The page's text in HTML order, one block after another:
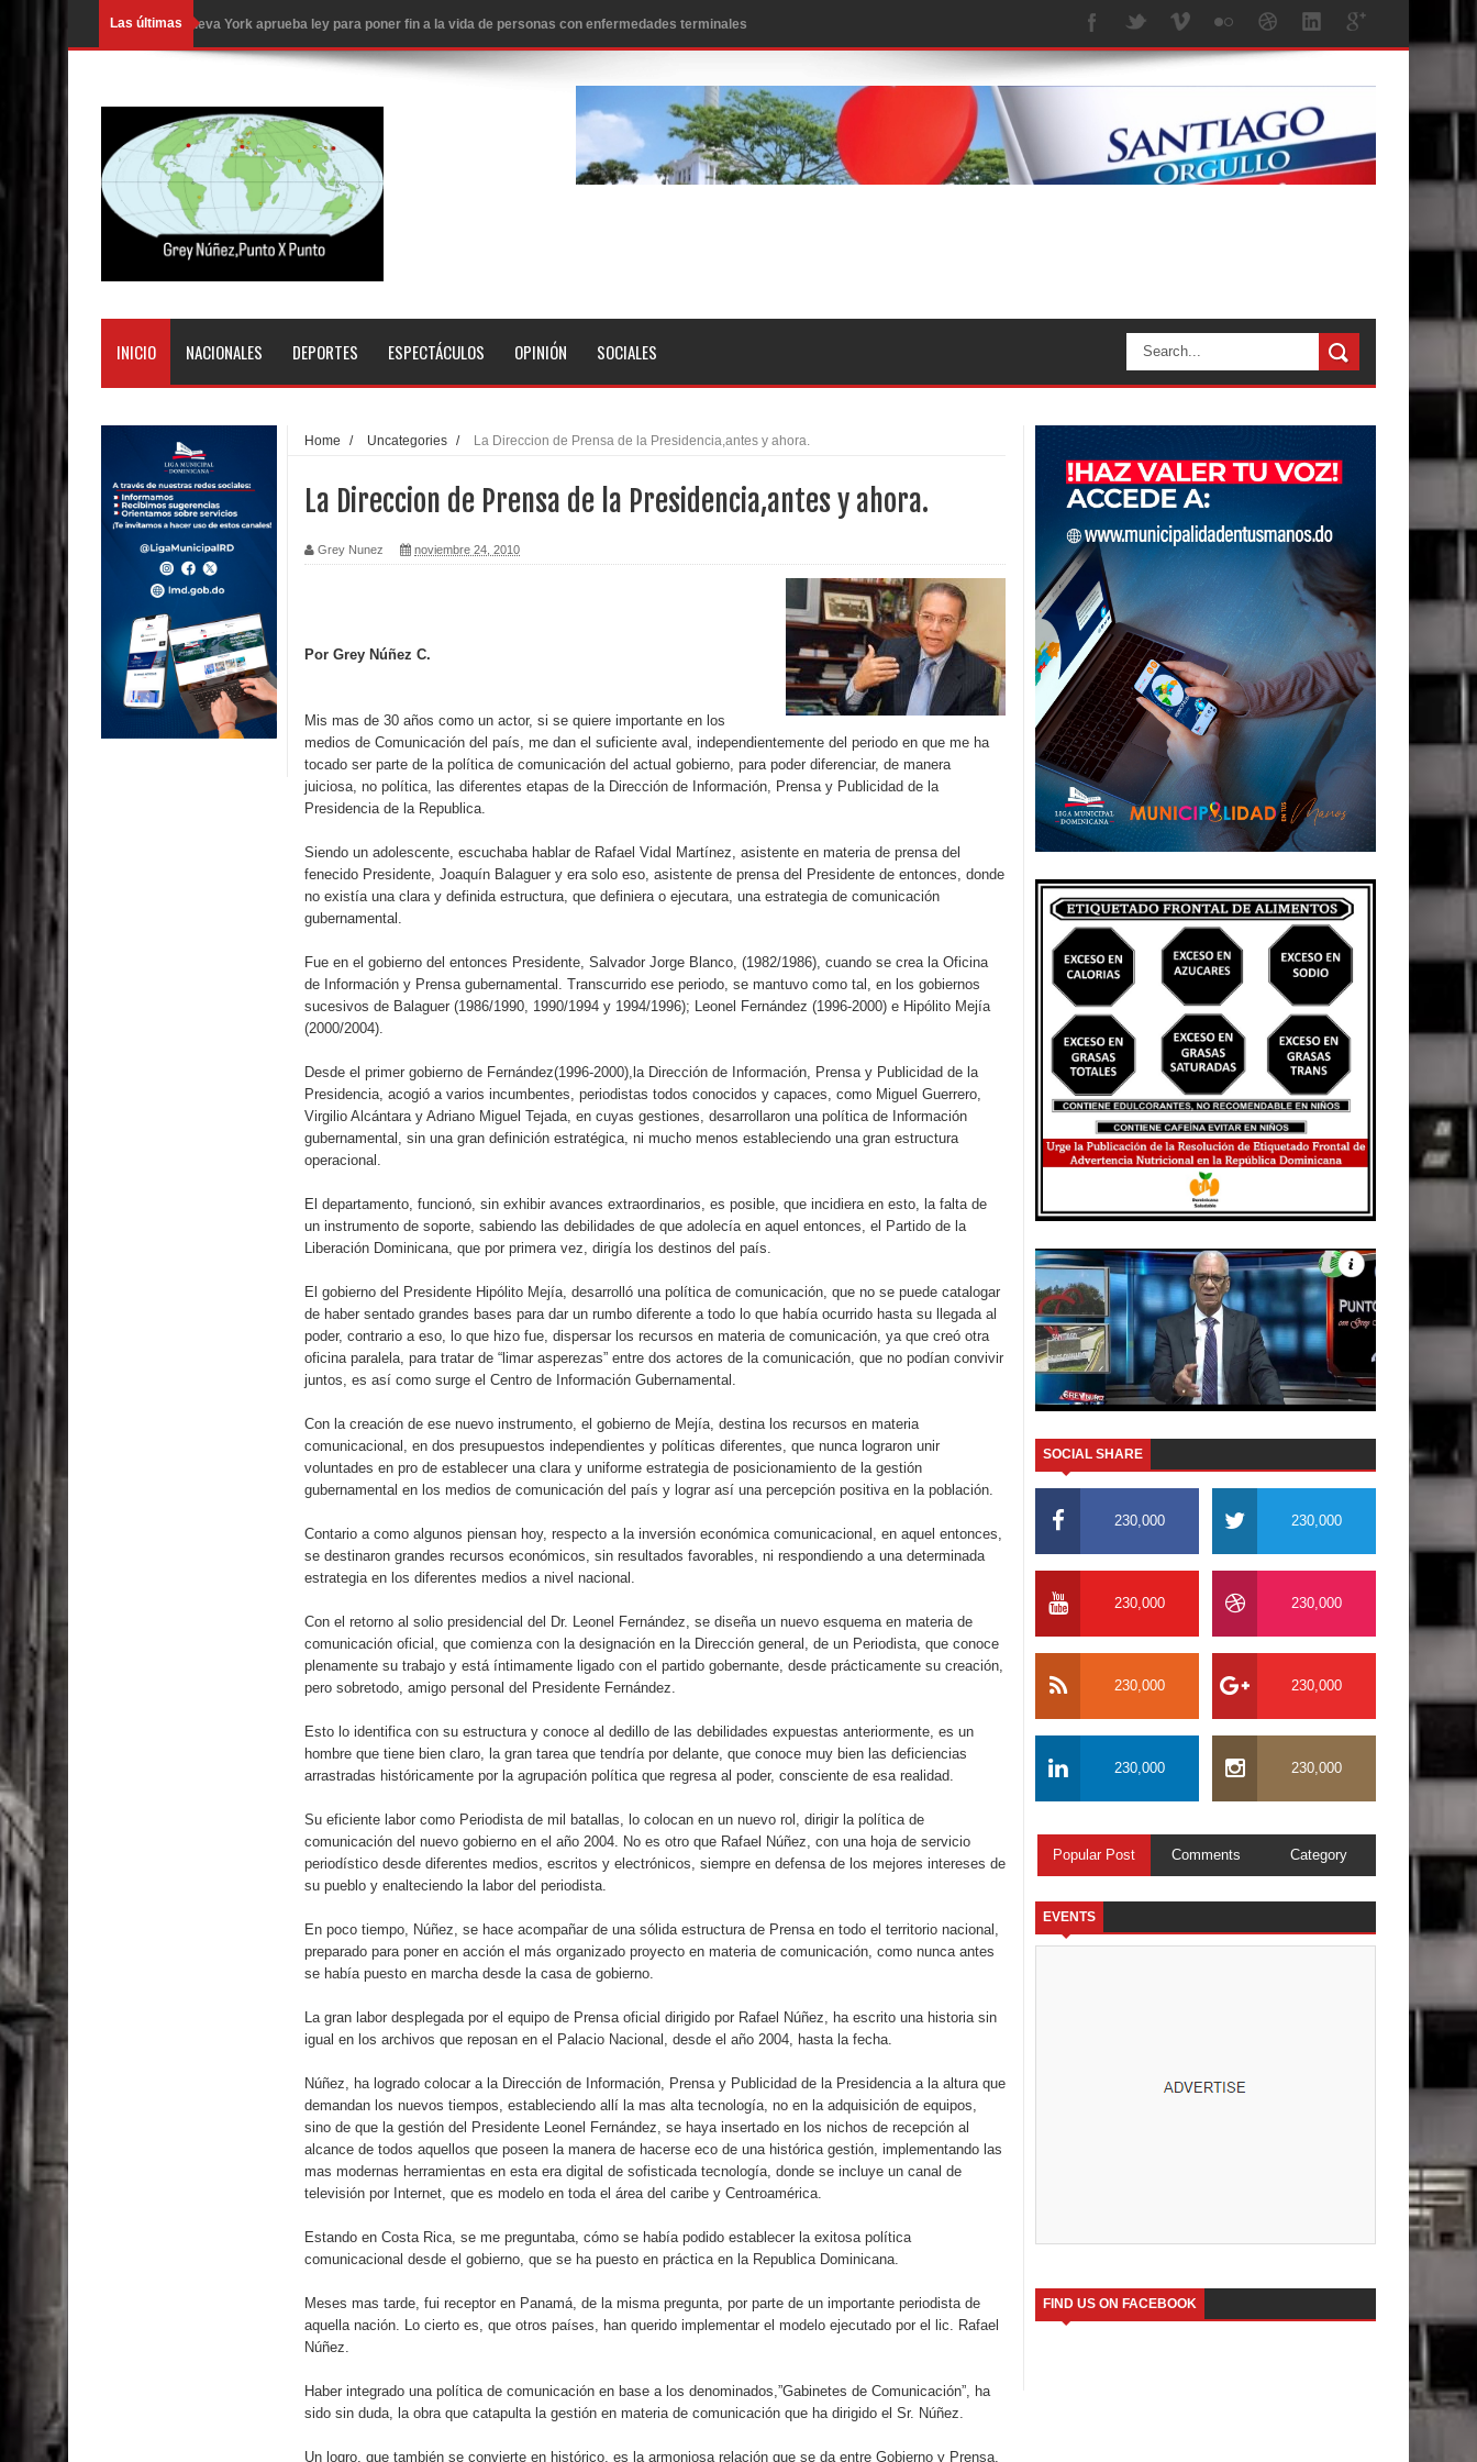
Las últimasNueva York aprueba ley para poner fin a la vida de personas con enfermedades terminales
Juan Luis Guerra cerrará los Juegos Centroamericanos SD 2026
En Santiago precio del botellón de agua sube a 90 pesos
Entre 20 y 40 inmigrantes al día son detenidos en los aeropuertos de EE.UU., según NBC
Belkis Concepción será intervenida por un delicado problema cardíaco
Abel Martínez llama a los dominicanos a unirse para sacar al PRM del Gobierno
PRM votará “por aclamación” a sus nuevas autoridades
El expresidente peruano Ollanta Humala queda en libertad tras la anulación de condena de 15 años por lavado
DIGEIG y Liga Municipal Dominicana impulsan nuevas metas de transparencia a través SISMAP municipal
La Fiscalía de Bolivia ordena la detención del expresidente Evo Morales
Calor extremo para este jueves en gran parte del territorio nacional
Miles de marroquíes cruzan la frontera en masa para entrar a España
TC declara inconstitucional decreto sobre horarios de venta de alcohol vigente desde 2006 y exige ley del
Congreso
Presidente LMD Víctor D´Aza supervisa obra relleno sanitario y se reúne con alcalde San Cristóbal
Un lunes trágico deja seis jóvenes muertos
Heridos y edificios colapsados tras terremoto de magnitud 7,1 en Japón
Poder Ejecutivo promulga modificaciones al nuevo Código Penal
Diputado Félix Michell Rodríguez reveló que con Presupuesto Complementario gobierno endeuda país con
El PRM tendrá desde el próximo domingo una dirección de hombres
INICIO NACIONALES DEPORTES ESPECTÁCULOS OPINIÓN SOCIALES
Home / Uncategories / La Direccion de Prensa de la Presidencia,antes y ahora.
La Direccion de Prensa de la Presidencia,antes y ahora.
Grey Nunez noviembre 24, 2010
Por Grey Núñez C.
Mis mas de 30 años como un actor, si se quiere importante en los
medios de Comunicación del país, me dan el suficiente aval, independientemente del periodo en que me ha
tocado ser parte de la política de comunicación del actual gobierno, para poder diferenciar, de manera
juiciosa, no política, las diferentes etapas de la Dirección de Información, Prensa y Publicidad de la
Presidencia de la Republica.
Siendo un adolescente, escuchaba hablar de Rafael Vidal Martínez, asistente en materia de prensa del
fenecido Presidente, Joaquín Balaguer y era solo eso, asistente de prensa del Presidente de entonces, donde
no existía una clara y definida estructura, que definiera o ejecutara, una estrategia de comunicación
gubernamental.
Fue en el gobierno del entonces Presidente, Salvador Jorge Blanco, (1982/1986), cuando se crea la Oficina
de Información y Prensa gubernamental. Transcurrido ese periodo, se mantuvo como tal, en los gobiernos
sucesivos de Balaguer (1986/1990, 1990/1994 y 1994/1996); Leonel Fernández (1996-2000) e Hipólito Mejía
(2000/2004).
Desde el primer gobierno de Fernández(1996-2000),la Dirección de Información, Prensa y Publicidad de la
Presidencia, acogió a varios incumbentes, periodistas todos conocidos y capaces, como Miguel Guerrero,
Virgilio Alcántara y Adriano Miguel Tejada, en cuyas gestiones, desarrollaron una política de Información
gubernamental, sin una gran definición estratégica, ni mucho menos estableciendo una gran estructura
operacional.
El departamento, funcionó, sin exhibir avances extraordinarios, es posible, que incidiera en esto, la falta de
un instrumento de soporte, sabiendo las debilidades de que adolecía en aquel entonces, el Partido de la
Liberación Dominicana, que por primera vez, dirigía los destinos del país.
El gobierno del Presidente Hipólito Mejía, desarrolló una política de comunicación, que no se puede catalogar
de haber sentado grandes bases para dar un rumbo diferente a todo lo que había ocurrido hasta su llegada al
poder, contrario a eso, lo que hizo fue, dispersar los recursos en materia de comunicación, ya que creó otra
oficina paralela, para tratar de “limar asperezas” entre dos actores de la comunicación, que no podían convivir
juntos, es así como surge el Centro de Información Gubernamental.
Con la creación de ese nuevo instrumento, el gobierno de Mejía, destina los recursos en materia
comunicacional, en dos presupuestos independientes y políticas diferentes, que nunca lograron unir
voluntades en pro de establecer una clara y uniforme estrategia de posicionamiento de la gestión
gubernamental en los medios de comunicación del país y lograr así una percepción positiva en la población.
Contario a como algunos piensan hoy, respecto a la inversión económica comunicacional, en aquel entonces,
se destinaron grandes recursos económicos, sin resultados favorables, ni respondiendo a una determinada
estrategia en los diferentes medios a nivel nacional.
Con el retorno al solio presidencial del Dr. Leonel Fernández, se diseña un nuevo esquema en materia de
comunicación oficial, que comienza con la designación en la Dirección general, de un Periodista, que conoce
plenamente su trabajo y está íntimamente ligado con el partido gobernante, desde prácticamente su creación,
pero sobretodo, amigo personal del Presidente Fernández.
Esto lo identifica con su estructura y conoce al dedillo de las debilidades expuestas anteriormente, es un
hombre que tiene bien claro, la gran tarea que tendría por delante, que conoce muy bien las deficiencias
arrastradas históricamente por la agrupación política que regresa al poder, consciente de esa realidad.
Su eficiente labor como Periodista de mil batallas, lo colocan en un nuevo rol, dirigir la política de
comunicación del nuevo gobierno en el año 2004. No es otro que Rafael Núñez, con una hoja de servicio
periodístico desde diferentes medios, escritos y electrónicos, siempre en defensa de los mejores intereses de
su pueblo y enalteciendo la labor del periodista.
En poco tiempo, Núñez, se hace acompañar de una sólida estructura de Prensa en todo el territorio nacional,
preparado para poner en acción el más organizado proyecto en materia de comunicación, como nunca antes
se había puesto en marcha desde la casa de gobierno.
La gran labor desplegada por el equipo de Prensa oficial dirigido por Rafael Núñez, ha escrito una historia sin
igual en los archivos que reposan en el Palacio Nacional, desde el año 2004, hasta la fecha.
Núñez, ha logrado colocar a la Dirección de Información, Prensa y Publicidad de la Presidencia a la altura que
demandan los nuevos tiempos, estableciendo allí la mas alta tecnología, no en la adquisición de equipos,
sino de que la gestión del Presidente Leonel Fernández, se haya insertado en los nichos de recepción al
alcance de todos aquellos que poseen la manera de hacerse eco de una histórica gestión, implementando las
mas modernas herramientas en esta era digital de sofisticada tecnología, donde se incluye un canal de
televisión por Internet, que es modelo en toda el área del caribe y Centroamérica.
Estando en Costa Rica, se me preguntaba, cómo se había podido establecer la exitosa política
comunicacional desde el gobierno, que se ha puesto en práctica en la Republica Dominicana.
Meses mas tarde, fui receptor en Panamá, de la misma pregunta, por parte de un importante periodista de
aquella nación. Lo cierto es, que otros países, han querido implementar el modelo ejecutado por el lic. Rafael
Núñez.
Haber integrado una política de comunicación en base a los denominados,”Gabinetes de Comunicación”, ha
sido sin duda, la obra que catapulta la gestión en materia de comunicación que ha dirigido el Sr. Núñez.
Un logro, que también se convierte en histórico, es la armoniosa relación que se da entre Gobierno y Prensa,
SOCIAL SHARE
230,000 230,000
230,000 230,000
230,000 230,000
230,000 230,000
Popular Post Comments Category
EVENTS
FIND US ON FACEBOOK